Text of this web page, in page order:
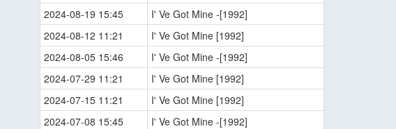
2024-08-19 15:45
I' Ve Got Mine -[1992]
2024-08-12 11:21
I' Ve Got Mine [1992]
2024-08-05 15:46
I' Ve Got Mine -[1992]
2024-07-29 11:21
I' Ve Got Mine [1992]
2024-07-15 11:21
I' Ve Got Mine [1992]
2024-07-08 15:45
I' Ve Got Mine -[1992]